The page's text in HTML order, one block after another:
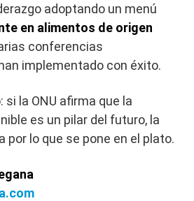
adoptando un menú
en alimentos de origen
conferencias
implementado con éxito.
si la ONU afirma que la
es un pilar del futuro, la
por lo que se pone en el plato.